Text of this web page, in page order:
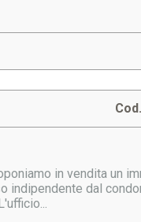
in vendita un
dal